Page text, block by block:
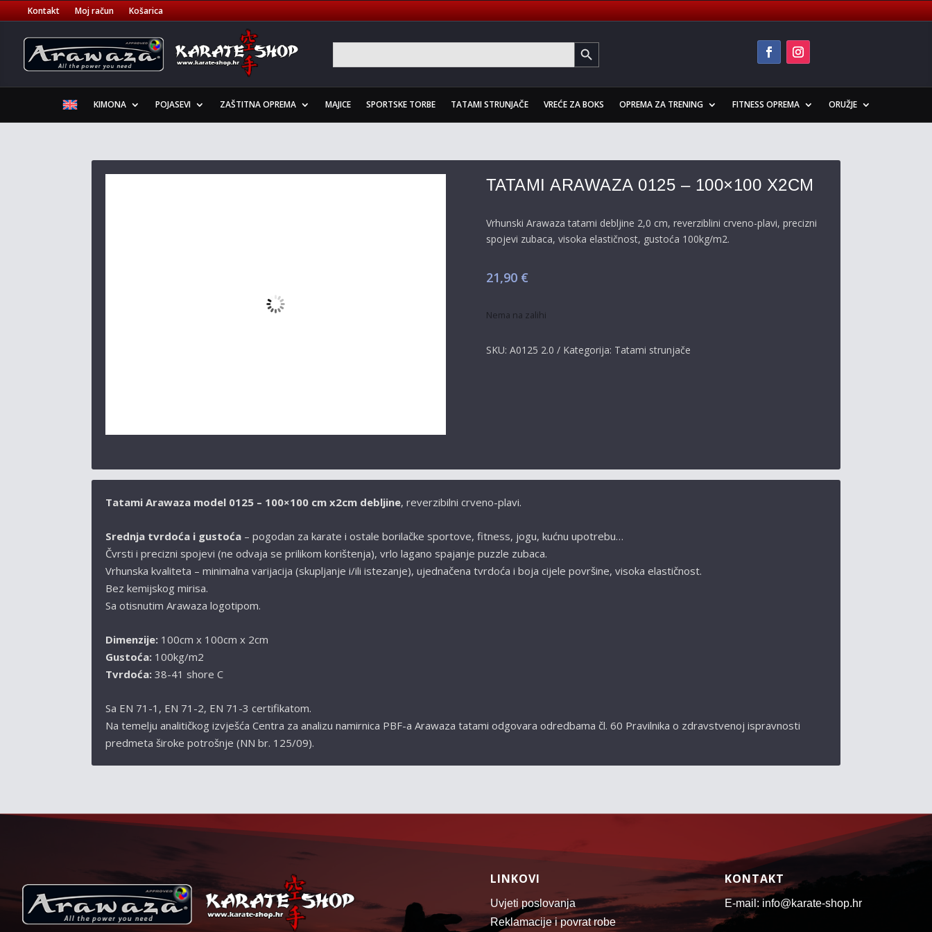
Kontakt Moj račun Košarica
Search SEARCH BUTTON
KIMONA POJASEVI ZAŠTITNA OPREMA MAJICE SPORTSKE TORBE TATAMI STRUNJAČE VREĆE ZA BOKS OPREMA ZA TRENING FITNESS OPREMA ORUŽJE
TATAMI ARAWAZA 0125 – 100×100 X2CM
Vrhunski Arawaza tatami debljine 2,0 cm, reverziblini crveno-plavi, precizni
spojevi zubaca, visoka elastičnost, gustoća 100kg/m2.
21,90 €
Nema na zalihi
SKU: A0125 2.0 Kategorija: Tatami strunjače
Tatami Arawaza model 0125 – 100×100 cm x2cm debljine, reverzibilni crveno-plavi.
Srednja tvrdoća i gustoća – pogodan za karate i ostale borilačke sportove, fitness, jogu, kućnu upotrebu…
Čvrsti i precizni spojevi (ne odvaja se prilikom korištenja), vrlo lagano spajanje puzzle zubaca.
Vrhunska kvaliteta – minimalna varijacija (skupljanje i/ili istezanje), ujednačena tvrdoća i boja cijele površine, visoka elastičnost.
Bez kemijskog mirisa.
Sa otisnutim Arawaza logotipom.
Dimenzije: 100cm x 100cm x 2cm
Gustoća: 100kg/m2
Tvrdoća: 38-41 shore C
Sa EN 71-1, EN 71-2, EN 71-3 certifikatom.
Na temelju analitičkog izvješća Centra za analizu namirnica PBF-a Arawaza tatami odgovara odredbama čl. 60 Pravilnika o zdravstvenoj ispravnosti
predmeta široke potrošnje (NN br. 125/09).
LINKOVI
Uvjeti poslovanja
Reklamacije i povrat robe
KONTAKT
E-mail: info@karate-shop.hr